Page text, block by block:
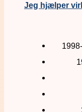
Jeg hjælper